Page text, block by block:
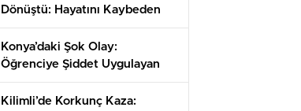
Dönüştü: Hayatını Kaybeden
Alperen’in Dramı
Konya’daki Şok Olay:
Öğrenciye Şiddet Uygulayan
Görevli Tutuklandı!
Kilimli’de Korkunç Kaza: